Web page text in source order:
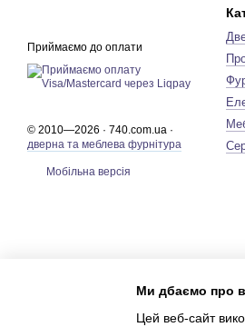
Приймаємо до оплати
© 2010—2026 · 740.com.ua ·
дверна та меблева фурнітура
Мобільна версія
Ми дбаємо про
Цей веб-сайт